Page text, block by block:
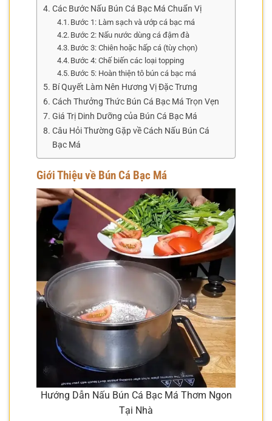
Các Bước Nấu Bún Cá Bạc Má Chuẩn Vị
Bước 1: Làm sạch và ướp cá bạc má
Bước 2: Nấu nước dùng cá đậm đà
Bước 3: Chiên hoặc hấp cá (tùy chọn)
Bước 4: Chế biến các loại topping
Bước 5: Hoàn thiện tô bún cá bạc má
Bí Quyết Làm Nên Hương Vị Đặc Trưng
Cách Thưởng Thức Bún Cá Bạc Má Trọn Vẹn
Giá Trị Dinh Dưỡng của Bún Cá Bạc Má
Câu Hỏi Thường Gặp về Cách Nấu Bún Cá
Bạc Má
Giới Thiệu về Bún Cá Bạc Má
Hướng Dẫn Nấu Bún Cá Bạc Má Thơm Ngon
Tại Nhà